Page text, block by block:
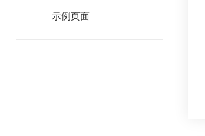
示例页面